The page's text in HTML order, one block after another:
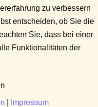
zu verbessern
entscheiden, ob Sie die
Sie, dass bei einer
Funktionalitäten der
Impressum